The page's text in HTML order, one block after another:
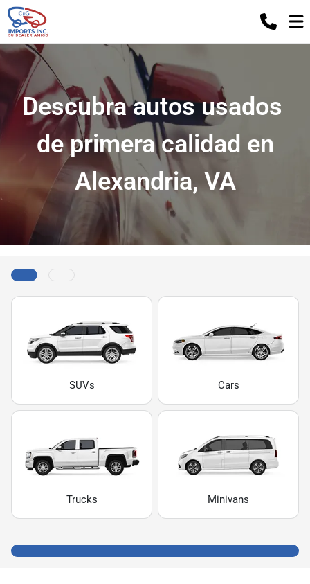
Descubra autos usados ​​
de primera calidad en
Alexandria, VA
SUVs Cars
Trucks Minivans